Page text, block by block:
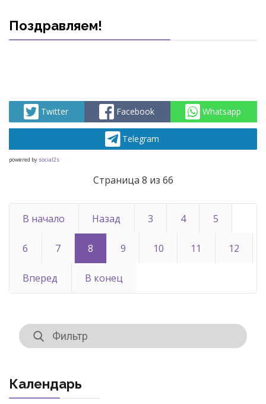
Поздравляем!
Twitter Facebook Whatsapp
Telegram
powered by social2s
Страница 8 из 66
В начало Назад 3 4 5
6 7 8 9 10 11 12
Вперед В конец
Календарь